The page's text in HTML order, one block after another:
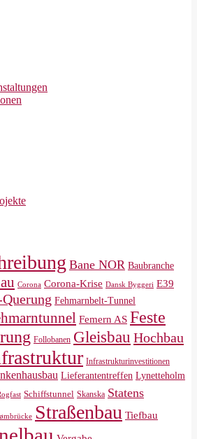
Bane NOR Baubranche
Corona Corona-Krise Dansk Byggeri E39
Fehmarnbelt-Tunnel
Femern AS Feste
Follobanen Gleisbau Hochbau
Infrastrukturinvestitionen
Lieferantentreffen Lynetteholm
Schiffstunnel Skanska Statens
Straßenbau Tiefbau